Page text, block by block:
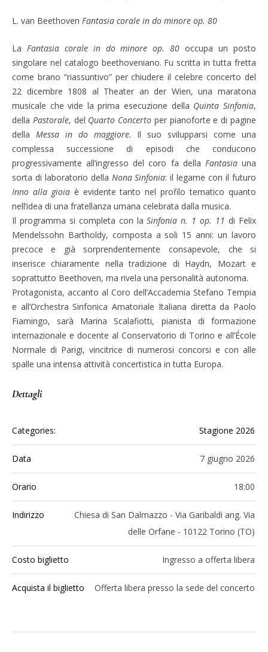
L. van Beethoven Fantasia corale in do minore op. 80
La Fantasia corale in do minore op. 80 occupa un posto
singolare nel catalogo beethoveniano. Fu scritta in tutta fretta
come brano “riassuntivo” per chiudere il celebre concerto del
22 dicembre 1808 al Theater an der Wien, una maratona
musicale che vide la prima esecuzione della Quinta Sinfonia,
della Pastorale, del Quarto Concerto per pianoforte e di pagine
della Messa in do maggiore. Il suo svilupparsi come una
complessa successione di episodi che conducono
progressivamente all’ingresso del coro fa della Fantasiauna
sorta di laboratorio della Nona Sinfonia: il legame con il futuro
Inno alla gioiaè evidente tanto nel profilo tematico quanto
nell’idea di una fratellanza umana celebrata dalla musica.
Il programma si completa con laSinfonia n. 1 op. 11 di Felix
Mendelssohn Bartholdy, composta a soli 15 anni: un lavoro
precoce e già sorprendentemente consapevole, che si
inserisce chiaramente nella tradizione di Haydn, Mozart e
soprattutto Beethoven, ma rivela una personalità autonoma.
Protagonista, accanto al Coro dell’Accademia Stefano Tempia
e all’Orchestra Sinfonica Amatoriale Italiana diretta da Paolo
Fiamingo, sarà Marina Scalafiotti, pianista di formazione
internazionale e docente al Conservatorio di Torino e all’École
Normale di Parigi, vincitrice di numerosi concorsi e con alle
spalle una intensa attività concertistica in tutta Europa.
Dettagli
Categories: Stagione 2026
Data 7 giugno 2026
Orario 18:00
Indirizzo
Chiesa di San Dalmazzo - Via Garibaldi ang. Via
delle Orfane - 10122 Torino (TO)
Costo biglietto Ingresso a offerta libera
Acquista il biglietto Offerta libera presso la sede del concerto